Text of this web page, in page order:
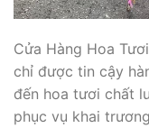
Cửa Hàng Hoa
chỉ được tin cậy
đến hoa tươi chất
phục vụ khai